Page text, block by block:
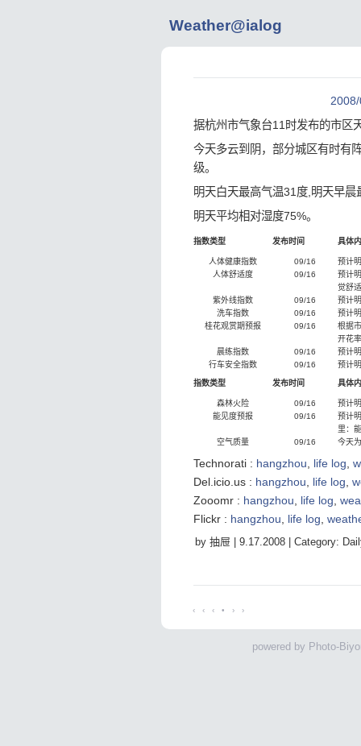
Weather@ialog
据杭州市气象台11时发布的市区
今天多云到阴，部分城区有时有
级。
明天白天最高气温31度,明天早晨
明天平均相对湿度75%。
指数类型 发布时间 具体
人体健康指数 09/16
预计
人体舒适度
09/16
预计
觉舒适
紫外线指数
09/16
预计
洗车指数
09/16
预计
桂花观赏期预报
09/16
根据
开花
晨练指数
09/16
预计
行车安全指数
09/16 预计
指数类型 发布时间 具体
森林火险 09/16
预计
能见度预报
09/16
预计
里：
空气质量
09/16 今天
Technorati : hangzhou life log
Del.icio.us : hangzhou life log
Zooomr : hangzhou life log
Flickr : hangzhou life log
by 抽屉 | 9.17.2008 | Category:
‹ ‹ ‹ • › ›
powered by Photo-